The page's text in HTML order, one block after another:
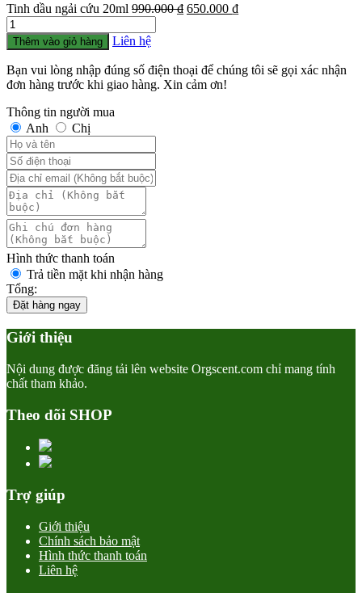
Tinh dầu ngải cứu 20ml 990.000₫ Giá
650.000 ₫Giá
650.000 ₫.
Số
lượng
Thêm vào giỏ hàng Liên hệ
Bạn vui lòng nhập đúng số điện thoại để chúng tôi sẽ gọi xác nhận
đơn hàng trước khi giao hàng. Xin cảm ơn!
Thông tin người mua
Anh
Chị
Hình thức thanh toán
Trả tiền mặt khi nhận hàng
Tổng:
Đặt hàng ngay
Giới thiệu
Nội dung được đăng tải lên website Orgscent.com chỉ mang tính
chất tham khảo.
Theo dõi SHOP
Trợ giúp
Giới thiệu
Chính sách bảo mật
Hình thức thanh toán
Liên hệ